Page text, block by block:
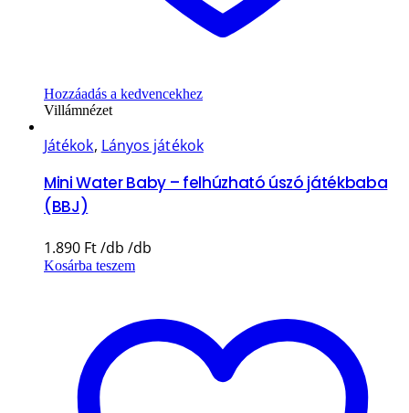
Hozzáadás a kedvencekhez
Villámnézet
Játékok, Lányos játékok
Mini Water Baby – felhúzható úszó játékbaba
(BBJ)
1.890 Ft
Kosárba teszem